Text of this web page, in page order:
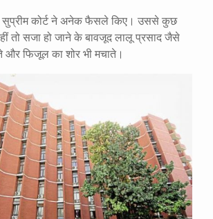
सुप्रीम कोर्ट ने अनेक फैसले किए। उससे कुछ
तो सजा हो जाने के बावजूद लालू प्रसाद जैसे
और फिजूल का शोर भी मचाते।